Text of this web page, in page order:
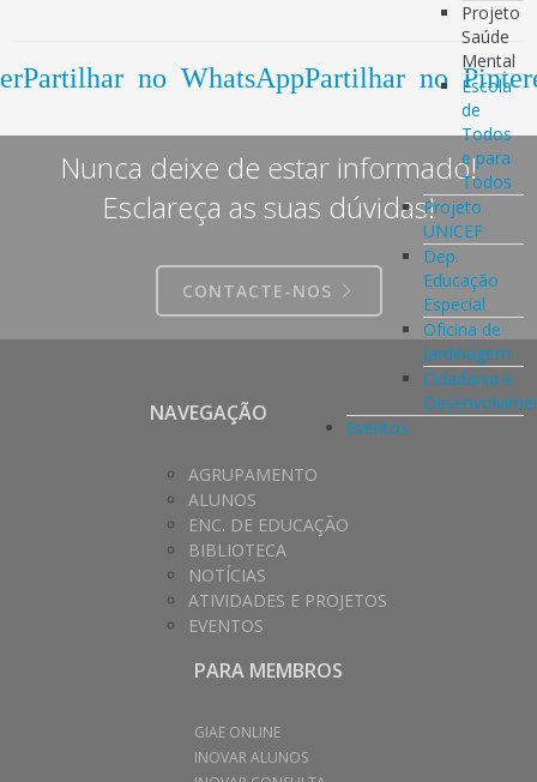
Projeto
Saúde
Mental
Escola
de
Todos
e para
Todos
Projeto
UNICEF
Dep.
Educação
Especial
Oficina de
Jardinagem
Cidadania e
Eventos
Partilhar no WhatsAppPartilhar no
Nunca deixe de estar informado!
Esclareça as suas dúvidas!
CONTACTE-NOS
NAVEGAÇÃO
AGRUPAMENTO
ALUNOS
ENC. DE EDUCAÇÃO
BIBLIOTECA
NOTÍCIAS
ATIVIDADES E PROJETOS
EVENTOS
PARA MEMBROS
GIAE ONLINE
INOVAR ALUNOS